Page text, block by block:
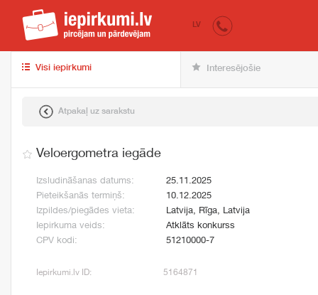
iepirkumi.lv
LV
Visi iepirkumi Interesējošie
Atpakaļ uz sarakstu
Veloergometra iegāde
Izsludināšanas datums:
25.11.2025
Pieteikšanās termiņš:
10.12.2025
Izpildes/piegādes vieta:
Latvija, Rīga, Latvija
Iepirkuma veids:
Atklāts konkurss
CPV kodi:
51210000-7
Iepirkumi.lv ID: 5164871